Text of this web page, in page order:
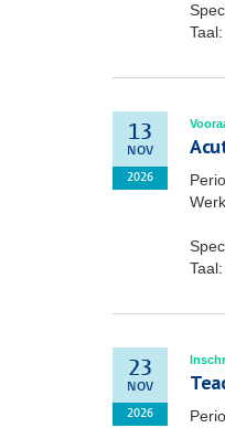
Taal:
13
NOV
2026
Taal:
23
NOV
2026